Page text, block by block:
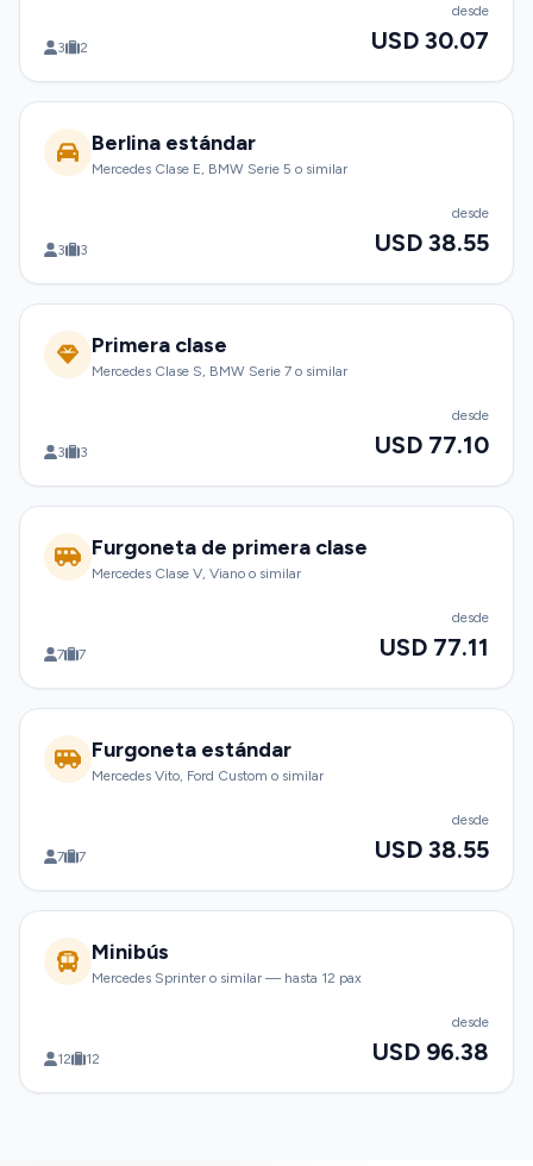
3 2
desde
USD 30.07
Berlina estándar
Mercedes Clase E, BMW Serie 5 o similar
3 3
desde
USD 38.55
Primera clase
Mercedes Clase S, BMW Serie 7 o similar
3 3
desde
USD 77.10
Furgoneta de primera clase
Mercedes Clase V, Viano o similar
7 7
desde
USD 77.11
Furgoneta estándar
Mercedes Vito, Ford Custom o similar
7 7
desde
USD 38.55
Minibús
Mercedes Sprinter o similar — hasta 12 pax
12 12
desde
USD 96.38